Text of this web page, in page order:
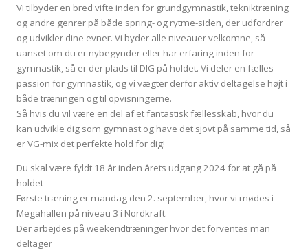
Vi tilbyder en bred vifte inden for grundgymnastik, tekniktræning
og andre genrer på både spring- og rytme-siden, der udfordrer
og udvikler dine evner. Vi byder alle niveauer velkomne, så
uanset om du er nybegynder eller har erfaring inden for
gymnastik, så er der plads til DIG på holdet. Vi deler en fælles
passion for gymnastik, og vi vægter derfor aktiv deltagelse højt i
både træningen og til opvisningerne.
Så hvis du vil være en del af et fantastisk fællesskab, hvor du
kan udvikle dig som gymnast og have det sjovt på samme tid, så
er VG-mix det perfekte hold for dig!
Du skal være fyldt 18 år inden årets udgang 2024 for at gå på
holdet
Første træning er mandag den 2. september, hvor vi mødes i
Megahallen på niveau 3 i Nordkraft.
Der arbejdes på weekendtræninger hvor det forventes man
deltager